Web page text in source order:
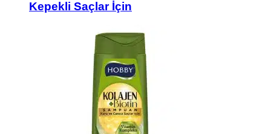
Kepekli Saçlar İçin